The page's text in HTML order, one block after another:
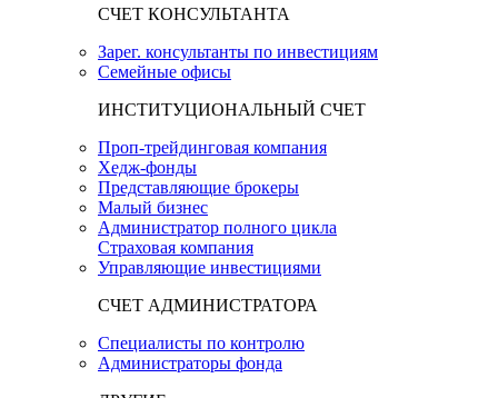
СЧЕТ КОНСУЛЬТАНТА
Зарег. консультанты по инвестициям
Семейные офисы
ИНСТИТУЦИОНАЛЬНЫЙ СЧЕТ
Проп-трейдинговая компания
Хедж-фонды
Представляющие брокеры
Малый бизнес
Администратор полного цикла
Страховая компания
Управляющие инвестициями
СЧЕТ АДМИНИСТРАТОРА
Специалисты по контролю
Администраторы фонда